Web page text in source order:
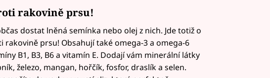
rakovině prsu!
dostat lněná semínka nebo olej z nich. Jde totiž o
prsu! Obsahují také omega-3 a omega-6
B1, B3, B6 a vitamín E. Dodají vám minerální látky
železo, mangan, hořčík, fosfor, draslík a selen.